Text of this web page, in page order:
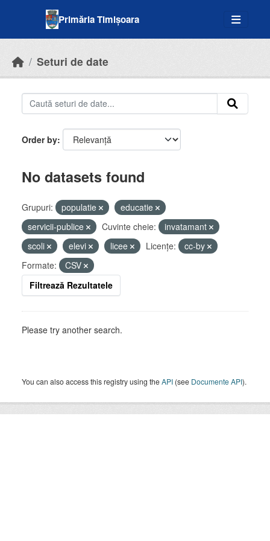
Primăria Timișoara
Seturi de date
Order by
No datasets found
Grupuri: populatie
educatie
servicii-publice
Cuvinte cheie:
invatamant
scoli
elevi licee Licenţe:
cc-by
Formate:
CSV
Filtrează Rezultatele
Please try another search.
You can also access this registry using theAPI (see Documente API).